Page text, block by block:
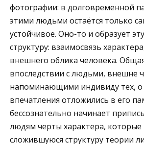
фотографии: в долговременной
этими людьми остаётся только
устойчивое. Оно-то и образует
структуру: взаимосвязь
внешнего облика человека.
впоследствии с людьми, внешне
напоминающими индивиду тех,
впечатления отложились в его
бессознательно начинает
людям черты характера, которые
сложившуюся структуру теории